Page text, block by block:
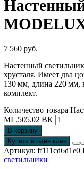
7 560 руб.
Настенный
хрусталя. Имеет два
130 мм, длина 220 мм,
комплект.
Количество товара
ML.505.02 BK
В корзину
Купить в один клик
Артикул: ff111cd6d1e0
светильники